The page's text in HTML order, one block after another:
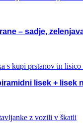
– sadje,
lisek + lisek